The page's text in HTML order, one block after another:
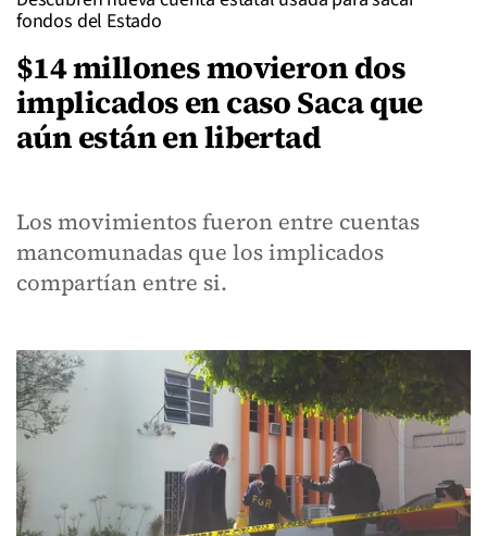
fondos del Estado
$14 millones movieron dos
implicados en caso Saca que
aún están en libertad
Los movimientos fueron entre cuentas
mancomunadas que los implicados
compartían entre si.